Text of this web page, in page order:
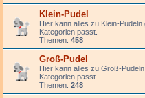
Klein-Pudel
Hier kann alles zu Klein-
Kategorien passt.
Themen: 458
Groß-Pudel
Hier kann alles zu Groß-
Kategorien passt.
Themen: 248